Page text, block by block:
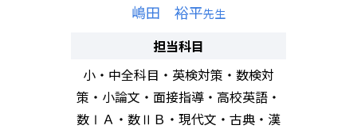
嶋田 裕平先生
担当科目
小・中全科目・英検対策・数検対
策・小論文・面接指導・高校英語・
数ⅠＡ・数ⅡＢ・現代文・古典・漢